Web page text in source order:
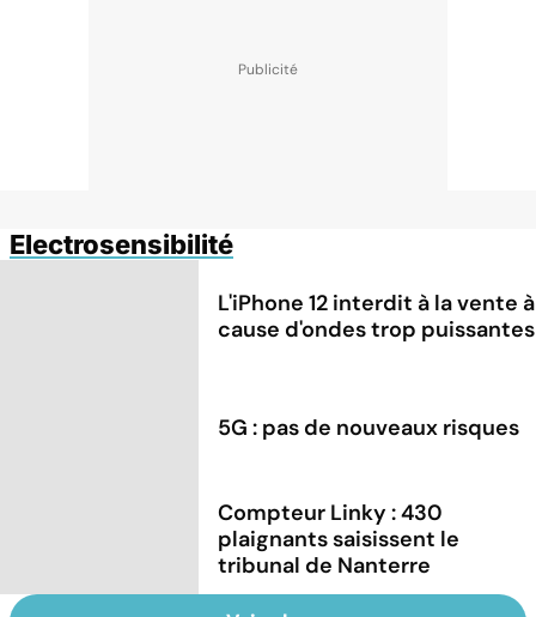
Electrosensibilité
L'iPhone 12 interdit à la vente à
cause d'ondes trop puissantes
5G : pas de nouveaux risques
Compteur Linky : 430
plaignants saisissent le
tribunal de Nanterre